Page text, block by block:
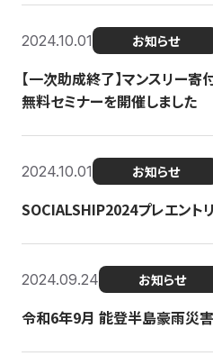
2024.10.01 お知らせ
【一次助成終了】マンスリー
無料セミナーを開催しました
2024.10.01 お知らせ
SOCIALSHIP2024プレエント
2024.09.24 お知らせ
令和6年9月 能登半島豪雨災